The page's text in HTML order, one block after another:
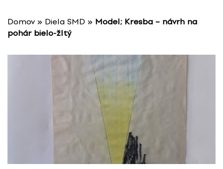
Domov » Diela SMD » Model; Kresba – návrh na
pohár bielo-žltý